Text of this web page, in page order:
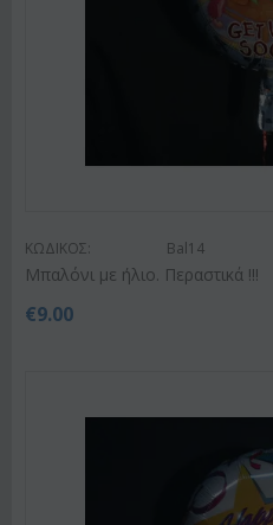
ΚΩΔΙΚΟΣ: Bal14
Μπαλόνι με ήλιο. Περαστικά !!!
€9.00